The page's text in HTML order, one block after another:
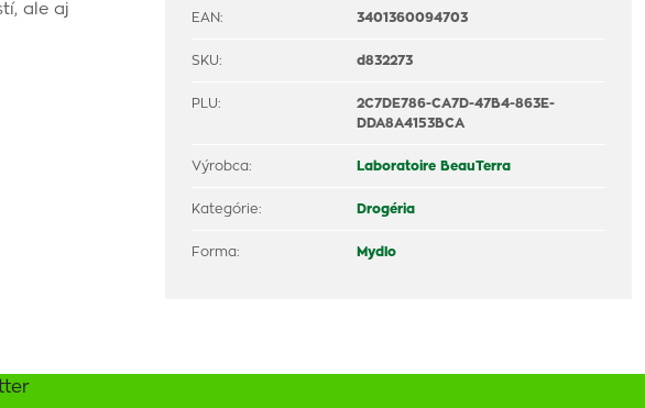
ale aj
EAN: 3401360094703
SKU: d832273
PLU:
2C7DE786-CA7D-47B4-863E-
DDA8A4153BCA
Výrobca: Laboratoire BeauTerra
Kategórie: Drogéria
Forma: Mydlo